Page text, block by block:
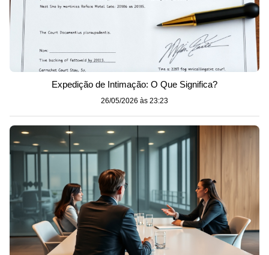
Expedição de Intimação: O Que Significa?
26/05/2026 às 23:23